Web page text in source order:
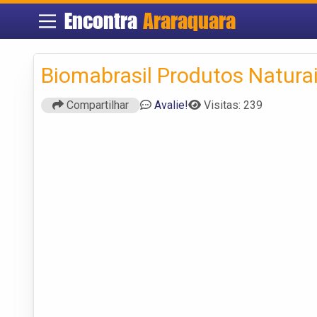
Encontra Araraquara
Biomabrasil Produtos
Compartilhar Avalie! Visitas: 239